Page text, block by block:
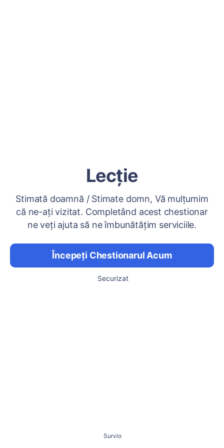
Lecție
Stimată doamnă / Stimate domn, Vă mulțumim
că ne-ați vizitat. Completând acest chestionar
ne veți ajuta să ne îmbunătățim serviciile.
Începeți Chestionarul Acum
Securizat
Survio